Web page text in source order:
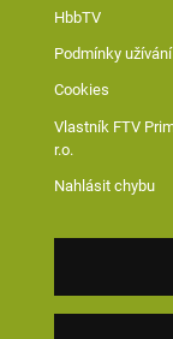
HbbTV
Podmínky užívání
Cookies
Vlastník FTV
r.o.
Nahlásit chybu